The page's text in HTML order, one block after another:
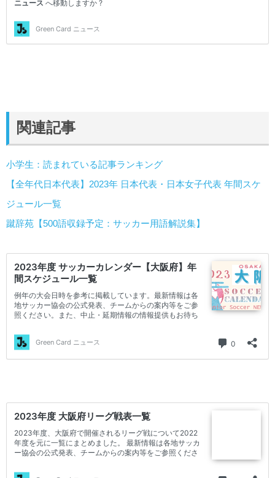
関連記事
小学生：読まれている記事ランキング
【全年代日本代表】2023年 日本代表・日本女子代表 年間スケ
ジュール一覧
蹴辞苑【500語収録予定：サッカー用語解説集】